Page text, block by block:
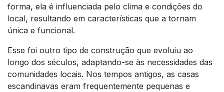
forma, ela é influenciada pelo clima e condições do
local, resultando em características que a tornam
única e funcional.
Esse foi outro tipo de construção que evoluiu ao
longo dos séculos, adaptando-se às necessidades das
comunidades locais. Nos tempos antigos, as casas
escandinavas eram frequentemente pequenas e